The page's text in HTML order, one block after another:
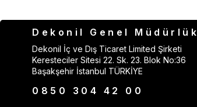
Dekonil Genel Müdürlük
Dekonil İç ve Dış Ticaret Limited Şirketi
Keresteciler Sitesi 22. Sk. 23. Blok No:36
Başakşehir İstanbul TÜRKİYE
0850 304 42 00